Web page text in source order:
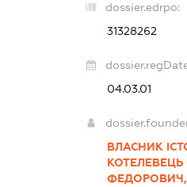
dossier.edrpo:
31328262
04.03.01
ВЛАСНИК
КОТЕЛЕВЕЦЬ
ФЕДОРОВИЧ,